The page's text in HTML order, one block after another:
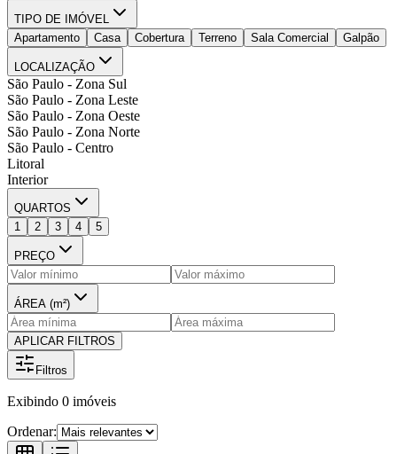
TIPO DE IMÓVEL
Apartamento
Casa Cobertura Terreno Sala Comercial Galpão
LOCALIZAÇÃO
São Paulo - Zona Sul
São Paulo - Zona Leste
São Paulo - Zona Oeste
São Paulo - Zona Norte
São Paulo - Centro
Litoral
Interior
QUARTOS
1
2 3 4 5
PREÇO
ÁREA (m²)
APLICAR FILTROS
Filtros
Exibindo 0 imóveis
Ordenar: